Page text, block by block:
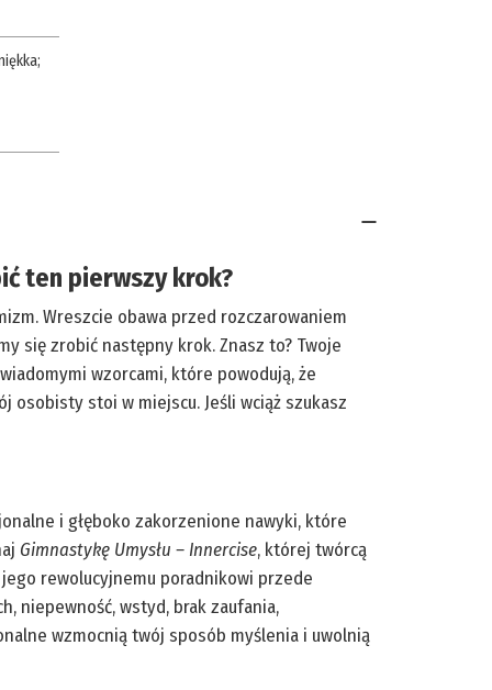
;
ten pierwszy krok?
Wreszcie obawa przed rozczarowaniem
się zrobić następny krok. Znasz to? Twoje
wzorcami, które powodują, że
osobisty stoi w miejscu. Jeśli wciąż szukasz
i głęboko zakorzenione nawyki, które
Gimnastykę Umysłu – Innercise, której twórcą
jego rewolucyjnemu poradnikowi przede
niepewność, wstyd, brak zaufania,
wzmocnią twój sposób myślenia i uwolnią